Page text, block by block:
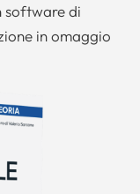
software di
in omaggio